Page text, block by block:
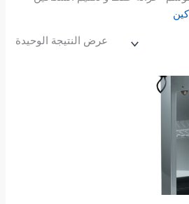
عرض النتيجة الوحيدة